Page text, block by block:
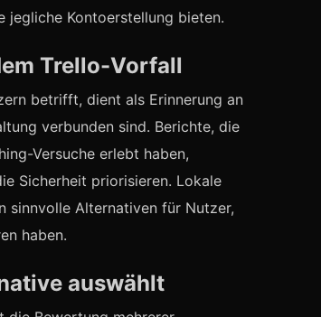
jegliche Kontoerstellung bieten.
Trello-Vorfall
betrifft, dient als Erinnerung an
verbunden sind. Berichte, die
Versuche erlebt haben,
Sicherheit priorisieren. Lokale
sinnvolle Alternativen für Nutzer,
haben.
auswählt